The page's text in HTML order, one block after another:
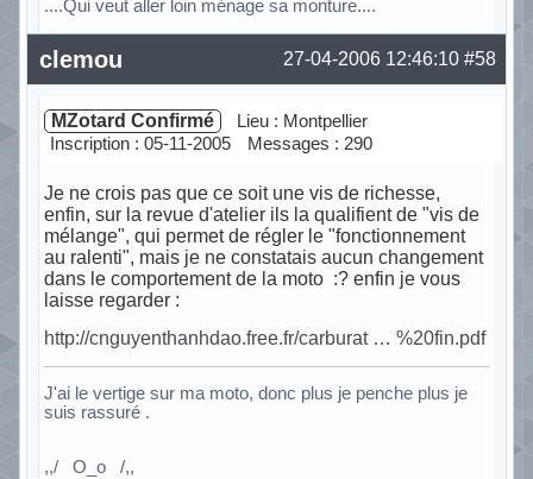
....Qui veut aller loin ménage sa monture....
Hors ligne #58
27-04-2006 12:46:10
clemou
MZotard Confirmé
Lieu : Montpellier
Inscription : 05-11-2005
Messages : 290
Je ne crois pas que ce soit une vis de richesse,
enfin, sur la revue d'atelier ils la qualifient de "vis de
mélange", qui permet de régler le "fonctionnement
au ralenti", mais je ne constatais aucun changement
dans le comportement de la moto :? enfin je vous
laisse regarder :
http://cnguyenthanhdao.free.fr/carburat … %20fin.pdf
J'ai le vertige sur ma moto, donc plus je penche plus je
suis rassuré .
,,/ O_o /,,